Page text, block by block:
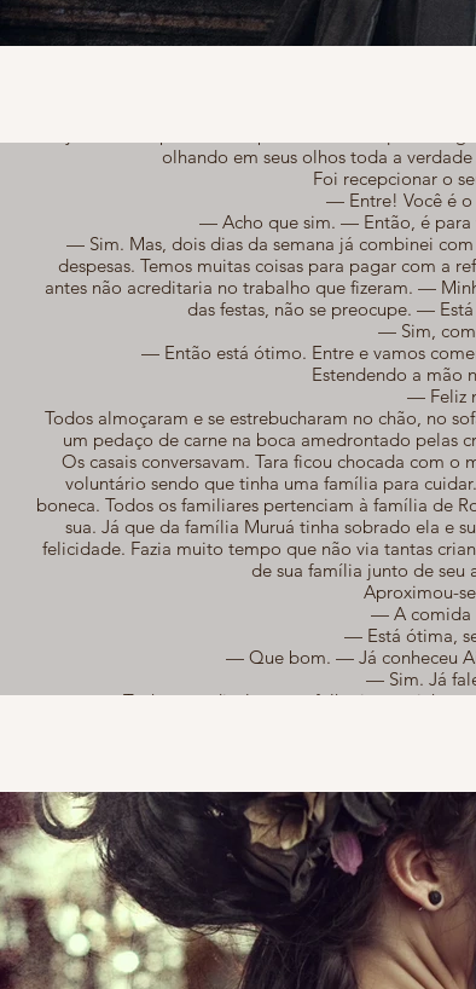
olhando em seus olhos toda a
Foi recepcionar o
— Entre! Você é o
— Acho que sim. — Então, é para
— Sim. Mas, dois dias da semana já combinei
despesas. Temos muitas coisas para pagar com a
antes não acreditaria no trabalho que fizeram. —
das festas, não se preocupe. —
— Sim,
— Então está ótimo. Entre e vamos
Estendendo a mão
— Feliz
Todos almoçaram e se estrebucharam no chão, no
um pedaço de carne na boca amedrontado pelas
Os casais conversavam. Tara ficou chocada com
voluntário sendo que tinha uma família para
boneca. Todos os familiares pertenciam à família de
sua. Já que da família Muruá tinha sobrado ela e
felicidade. Fazia muito tempo que não via tantas
de sua família junto de seu
Aproximou-
— A comida
— Está ótima,
— Que bom. — Já conheceu
— Sim. Já
— Tenho que divulgar nos folhetins a minha